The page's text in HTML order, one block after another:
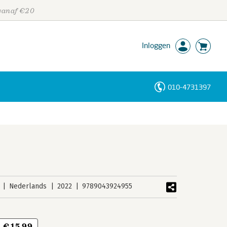
€20
Inloggen
010-4731397
Nederlands 2022 9789043924955
Personen